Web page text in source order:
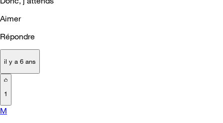
Aimer
Répondre
il y a 6 ans
1
M